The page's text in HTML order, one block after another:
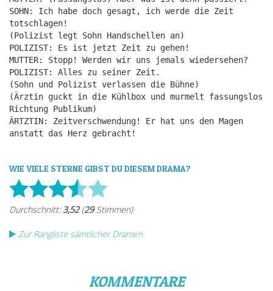
SOHN: Ich habe doch gesagt, ich werde die Zeit
totschlagen!
(Polizist legt Sohn Handschellen an)
POLIZIST: Es ist jetzt Zeit zu gehen!
MUTTER: Stopp! Werden wir uns jemals wiedersehen?
POLIZIST: Alles zu seiner Zeit.
(Sohn und Polizist verlassen die Bühne)
(Ärztin guckt in die Kühlbox und murmelt fassungslos
Richtung Publikum)
ÄRTZTIN: Zeitverschwendung! Er hat uns den Magen
anstatt das Herz gebracht!
WIE VIELE STERNE GIBST DU DIESEM DRAMA?
Zur Rangliste sämtlicher Dramen
KOMMENTARE